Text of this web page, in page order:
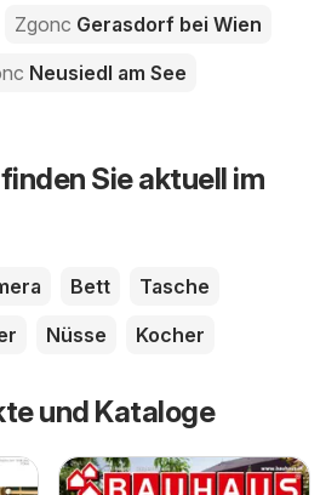
Zgonc Gerasdorf bei Wien
Neusiedl am See
Sie aktuell im
Bett
Tasche
Nüsse Kocher
und Kataloge